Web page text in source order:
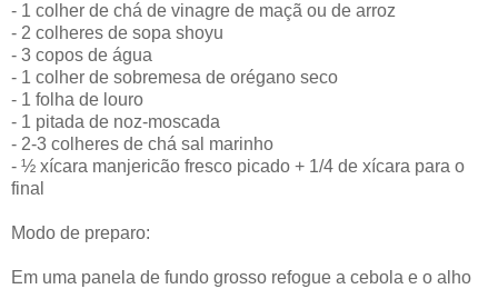
- 1 colher de chá de vinagre de maçã ou de arroz
- 2 colheres de sopa shoyu
- 3 copos de água
- 1 colher de sobremesa de orégano seco
- 1 folha de louro
- 1 pitada de noz-moscada
- 2-3 colheres de chá sal marinho
- ½ xícara manjericão fresco picado + 1/4 de xícara para o
final
Modo de preparo:
Em uma panela de fundo grosso refogue a cebola e o alho